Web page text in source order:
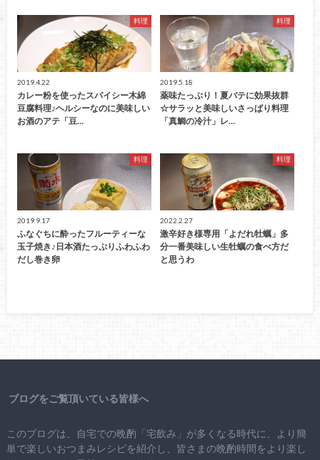
料理
2019.4.22
カレー粉を使ったスパイシー木綿
豆腐料理♪ヘルシーなのに美味しい
お酒のアテ「豆…
料理
2019.5.18
薬味たっぷり！夏バテに効果抜群
☆サラッと美味しいさっぱり料理
「真鯛の冷汁」レ…
料理
2019.9.17
ふなぐちに酔ったフルーティーな
玉子焼き♪日本酒たっぷりふわふわ
だし巻き卵
料理
2022.2.27
激辛好き様専用「よだれ牡蠣」多
分一番美味しい生牡蠣の食べ方だ
と思うわ
ブログをご覧頂いている皆様へ
このブログは、自宅での晩酌「宅飲み」が多くなる時代に、より簡
単で楽しいおつまみレシピを紹介し、皆さまの晩酌時間をより楽し